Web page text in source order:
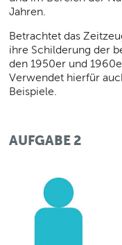
Jahren.
Betrachtet das
ihre Schilderung der
den 1950er und
Verwendet hierfür
Beispiele.
AUFGABE 2